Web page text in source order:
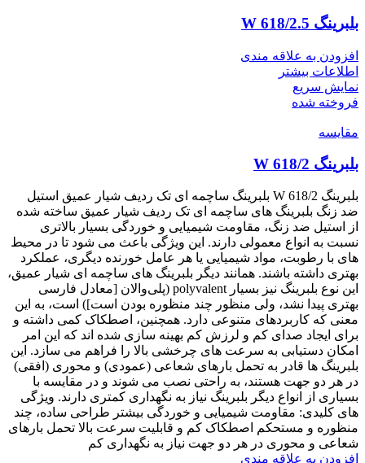
بلبرینگ W 618/2.5
افزودن به علاقه مندی
اطلاعات بیشتر
نمایش سریع
فروخته شده
مقايسه
بلبرینگ W 618/2
بلبرینگ W 618/2 بلبرینگ ساچمه ای تک ردیف شیار عمیق استیل
ضد زنگ بلبرینگ های ساچمه ای تک ردیف شیار عمیق ساخته شده
از استیل ضد زنگ، مقاومت شیمیایی و خوردگی بسیار بالاتری
نسبت به انواع معمولی دارند. این ویژگی باعث می شود تا در محیط
های با رطوبت، مواد شیمیایی یا هر عامل خورنده دیگری، عملکرد
بهتری داشته باشند. همانند دیگر بلبرینگ های ساچمه ای شیار عمیق،
این نوع بلبرینگ نیز بسیار polyvalent (پلی‌والان [معادل فارسی
بهتری پیدا نشد، ولی منظور چند منظوره بودن است]) است، به این
معنی که کاربردهای متنوعی دارد. همچنین، اصطکاک کمی داشته و
برای ایجاد صدای کم و لرزش کم بهینه سازی شده اند که این امر
امکان دستیابی به سرعت های چرخشی بالا را فراهم می سازد. این
بلبرینگ ها قادر به تحمل بارهای شعاعی (عمودی) و محوری (افقی)
در هر دو جهت هستند، به راحتی نصب می شوند و در مقایسه با
بسیاری از انواع دیگر بلبرینگ نیاز به نگهداری کمتری دارند. ویژگی
های کلیدی: مقاومت شیمیایی و خوردگی بیشتر طراحی ساده، چند
منظوره و مستحکم اصطکاک کم و قابلیت سرعت بالا تحمل بارهای
شعاعی و محوری در هر دو جهت نیاز به نگهداری کم
افزودن به علاقه مندی